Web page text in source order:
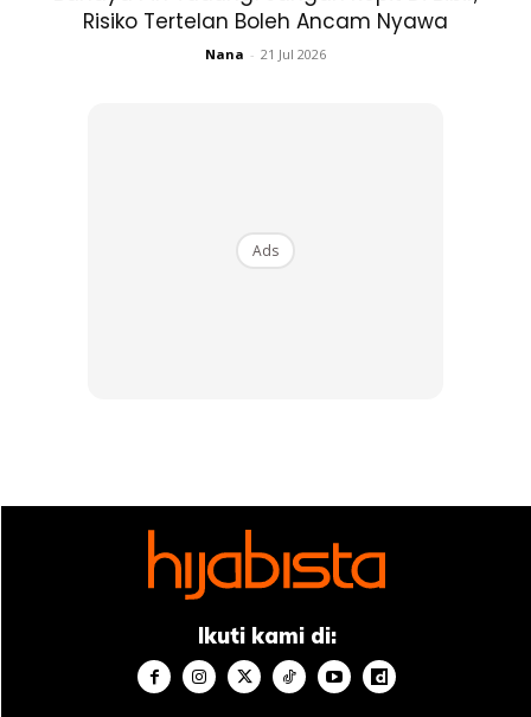
Menjadikan Rambut Lebat
Nampak Lebih Awet Muda
Mengambil telur sebagai makanan rutin adalah salah satu
cara untuk menjadikan anda lebih muda. Ini disebabkan
Risiko Tertelan Boleh Ancam Nyawa
Nana - 21 Jul 2026
Ads
Ikuti kami di: